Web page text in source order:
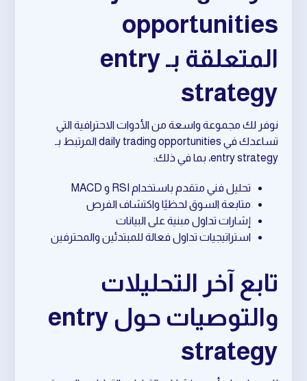
opportunities
المتعلقة بـ entry
strategy
نوفر لك مجموعة واسعة من الأدوات الاحترافية التي
تساعدك في daily trading opportunities المرتبط بـ
entry strategy، بما في ذلك:
تحليل فني متقدم باستخدام RSI و MACD
متابعة السوق لحظيًا واكتشاف الفرص
إشارات تداول مبنية على البيانات
استراتيجيات تداول فعالة للمبتدئين والمحترفين
تابع آخر التحليلات
والتوصيات حول entry
strategy